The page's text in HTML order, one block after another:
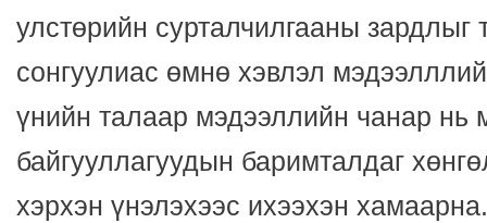
улстөрийн сурталчилгааны зардлыг
сонгуулиас өмнө хэвлэл
үнийн талаар мэдээллийн чанар нь
байгууллагуудын баримталдаг
хэрхэн үнэлэхээс ихээхэн